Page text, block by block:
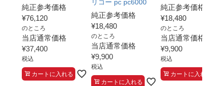
純正参考価格
¥76,120
のところ
当店通常価格
¥37,400
税込
カートに入れる
リコー pc pc6000
純正参考価格
¥18,480
のところ
当店通常価格
¥9,900
税込
カートに入れる
純正参考価格
¥18,480
のところ
当店通常価格
¥9,900
税込
カートに入れる